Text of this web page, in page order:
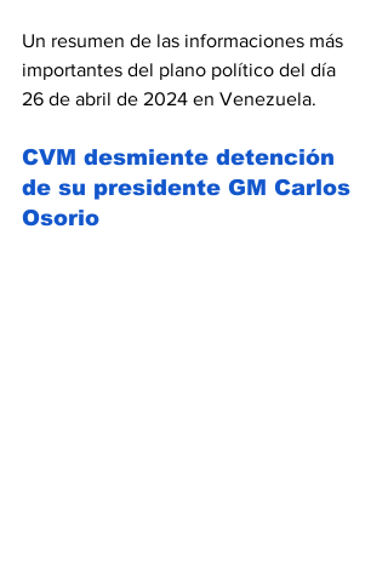
Un resumen de las informaciones más
importantes del plano político del día
26 de abril de 2024 en Venezuela.
CVM desmiente detención
de su presidente GM Carlos
Osorio